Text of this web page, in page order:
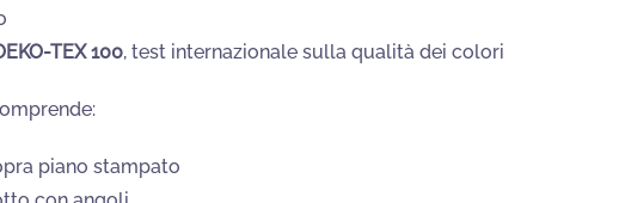
TEX 100, test internazionale sulla qualità dei colori
piano stampato